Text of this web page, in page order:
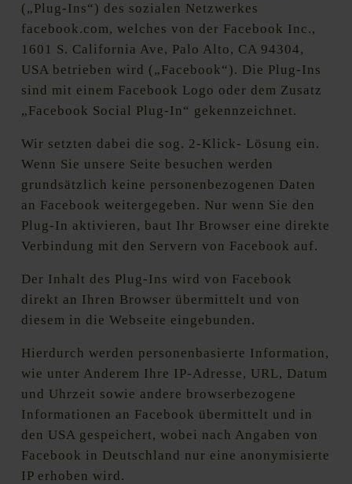
(„Plug-Ins“) des sozialen Netzwerkes
facebook.com, welches von der Facebook Inc.,
1601 S. California Ave, Palo Alto, CA 94304,
USA betrieben wird („Facebook“). Die Plug-Ins
sind mit einem Facebook Logo oder dem Zusatz
„Facebook Social Plug-In“ gekennzeichnet.
Wir setzten dabei die sog. 2-Klick- Lösung ein.
Wenn Sie unsere Seite besuchen werden
grundsätzlich keine personenbezogenen Daten
an Facebook weitergegeben. Nur wenn Sie den
Plug-In aktivieren, baut Ihr Browser eine direkte
Verbindung mit den Servern von Facebook auf.
Der Inhalt des Plug-Ins wird von Facebook
direkt an Ihren Browser übermittelt und von
diesem in die Webseite eingebunden.
Hierdurch werden personenbasierte Information,
wie unter Anderem Ihre IP-Adresse, URL, Datum
und Uhrzeit sowie andere browserbezogene
Informationen an Facebook übermittelt und in
den USA gespeichert, wobei nach Angaben von
Facebook in Deutschland nur eine anonymisierte
IP erhoben wird.